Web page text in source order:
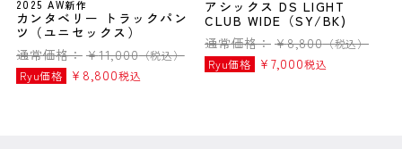
2025 AW新作
カンタベリー トラックパン
ツ（ユニセックス）
通常価格： ¥11,000（税込）
Ryu価格
¥ 8,800税込
アシックス DS LIGHT
CLUB WIDE（SY/BK)
通常価格： ¥8,800（税込）
Ryu価格
¥ 7,000税込